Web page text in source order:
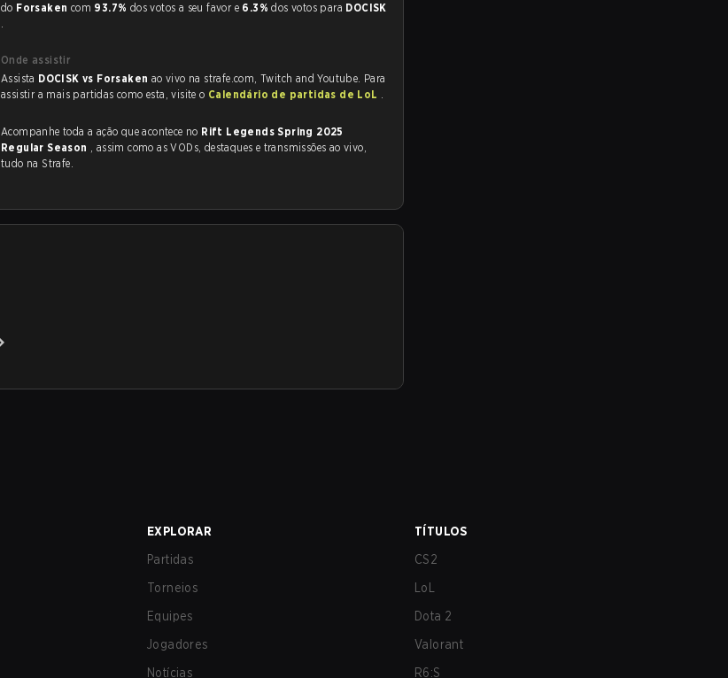
do Forsaken com 93.7% dos votos a seu favor e 6.3%dos votos para DOCISK
.
Onde assistir
Assista DOCISK vs Forsaken ao vivo na strafe.com, Twitch and Youtube. Para
assistir a mais partidas como esta, visite o Calendário de partidas de LoL .
Acompanhe toda a ação que acontece no Rift Legends Spring 2025
Regular Season , assim como as VODs, destaques e transmissões ao vivo,
tudo na Strafe.
EXPLORAR
Partidas
Torneios
Equipes
Jogadores
Notícias
TÍTULOS
CS2
LoL
Dota 2
Valorant
R6:S